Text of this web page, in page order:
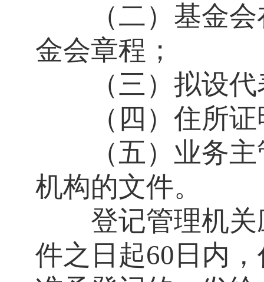
（二）基金会
金会章程；
（三）拟设代
（四）住所证
（五）业务主
机构的文件。
登记管理机关
件之日起60日内